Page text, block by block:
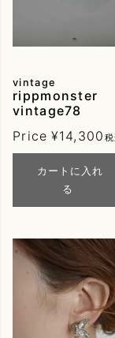
vintage
rippmonster
vintage78
Price ¥14,300
カートに入れ
る